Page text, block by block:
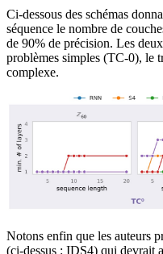
Ci-dessous des schémas
séquence le nombre de
de 90% de précision. Les
problèmes simples (TC-0), le
complexe.
Notons enfin que les auteurs
(ci-dessus : IDS4) qui devrait